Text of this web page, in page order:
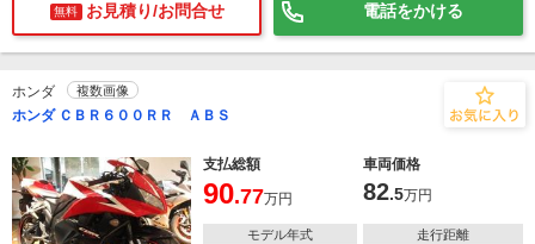
無料 お見積り/お問合せ 電話をかける
ホンダ 複数画像
ホンダ ＣＢＲ６００ＲＲ ＡＢＳ
支払総額 車両価格
90.77万円 82.5万円
モデル年式
走行距離